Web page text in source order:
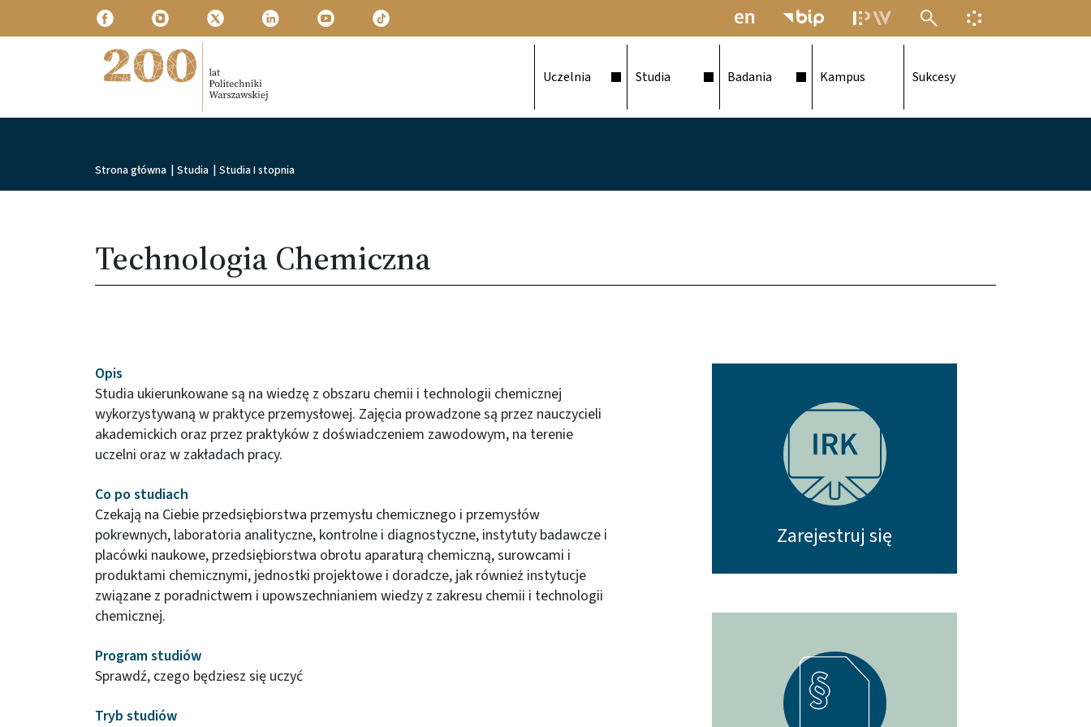
Przejdź do treści
MENU ELEKTRONICZNEJINFORMACJA O
Uczelnia Studia Badania Kampus Sukcesy
Ścieżka nawigacyjna
Strona główna Studia Studia I stopnia
Technologia Chemiczna
Opis
Studia ukierunkowane są na wiedzę z obszaru chemii i technologii chemicznej
wykorzystywaną w praktyce przemysłowej. Zajęcia prowadzone są przez nauczycieli
akademickich oraz przez praktyków z doświadczeniem zawodowym, na terenie
uczelni oraz w zakładach pracy.
Co po studiach
Czekają na Ciebie przedsiębiorstwa przemysłu chemicznego i przemysłów
pokrewnych, laboratoria analityczne, kontrolne i diagnostyczne, instytuty badawcze i
placówki naukowe, przedsiębiorstwa obrotu aparaturą chemiczną, surowcami i
produktami chemicznymi, jednostki projektowe i doradcze, jak również instytucje
związane z poradnictwem i upowszechnianiem wiedzy z zakresu chemii i technologii
chemicznej.
Program studiów
Sprawdź, czego będziesz się uczyć
Tryb studiów
Zarejestruj się